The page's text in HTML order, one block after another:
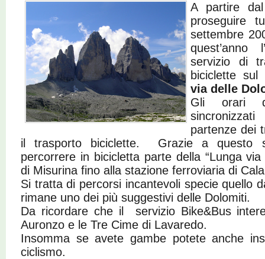
A partire
proseguire
settembre
quest’anno
servizio di
biciclette sul
via delle
Gli orari
partenze dei
il trasporto biciclette. Grazie a questo
percorrere in bicicletta parte della “Lunga
di Misurina fino alla stazione ferroviaria di
Si tratta di percorsi incantevoli specie quello
rimane uno dei più suggestivi delle Dolomiti.
Da ricordare che il servizio Bike&Bus
Auronzo e le Tre Cime di Lavaredo.
Insomma se avete gambe potete anche
ciclismo.